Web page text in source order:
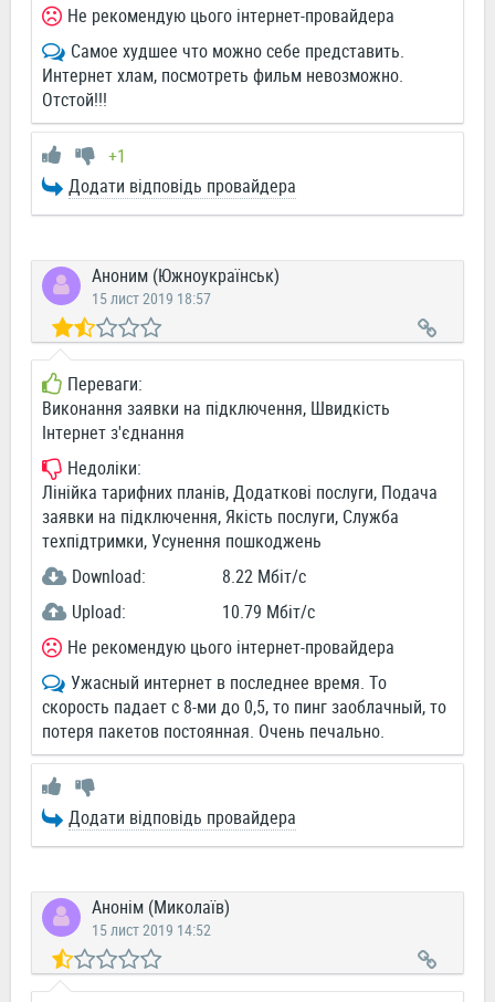
Не рекомендую цього інтернет-провайдера
Самое худшее что можно себе представить.
Интернет хлам, посмотреть фильм невозможно.
Отстой!!!
+1
Додати відповідь провайдера
Аноним (Южноукраїнськ)
15 лист 2019 18:57
Переваги:
Виконання заявки на підключення, Швидкість
Інтернет з'єднання
Недоліки:
Лінійка тарифних планів, Додаткові послуги, Подача
заявки на підключення, Якість послуги, Служба
техпідтримки, Усунення пошкоджень
Download:
8.22 Мбіт/c
Upload:
10.79 Мбіт/c
Не рекомендую цього інтернет-провайдера
Ужасный интернет в последнее время. То
скорость падает с 8-ми до 0,5, то пинг заоблачный, то
потеря пакетов постоянная. Очень печально.
Додати відповідь провайдера
Анонім (Миколаїв)
15 лист 2019 14:52